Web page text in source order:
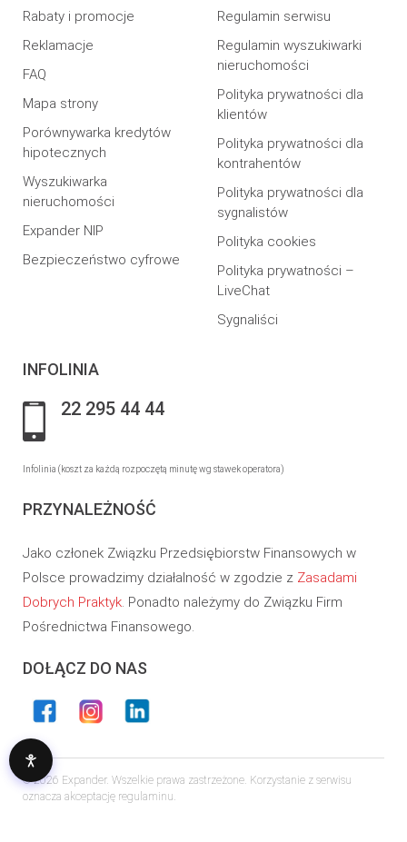
Rabaty i promocje
Reklamacje
FAQ
Mapa strony
Porównywarka kredytów
hipotecznych
Wyszukiwarka
nieruchomości
Expander NIP
Bezpieczeństwo cyfrowe
Regulamin serwisu
Regulamin wyszukiwarki
nieruchomości
Polityka prywatności dla
klientów
Polityka prywatności dla
kontrahentów
Polityka prywatności dla
sygnalistów
Polityka cookies
Polityka prywatności –
LiveChat
Sygnaliści
INFOLINIA
22 295 44 44
Infolinia (koszt za każdą rozpoczętą minutę wg stawek operatora)
PRZYNALEŻNOŚĆ
Jako członek Związku Przedsiębiorstw Finansowych w
Polsce prowadzimy działalność w zgodzie z Zasadami
Dobrych Praktyk. Ponadto należymy do Związku Firm
Pośrednictwa Finansowego.
DOŁĄCZ DO NAS
© 2026 Expander. Wszelkie prawa zastrzeżone. Korzystanie z serwisu
oznacza akceptację regulaminu.